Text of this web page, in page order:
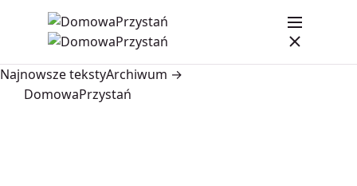
Najnowsze tekstyArchiwum →
DomowaPrzystań